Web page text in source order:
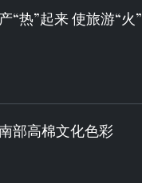
“热”起来 使旅游“火”
部高棉文化色彩